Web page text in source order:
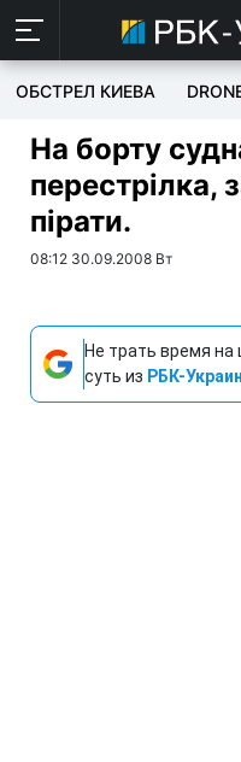
ОБСТРЕЛ КИЕВА
На борту
перестрілка,
пірати.
08:12 30.09.2008 Вт
Не трать время на
суть из РБК-